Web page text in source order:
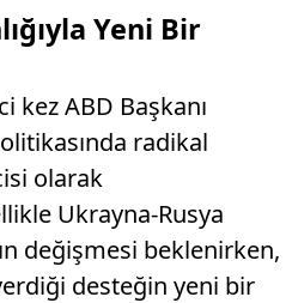
Yeni Bir
kez ABD Başkanı
radikal
olarak
Ukrayna-Rusya
değişmesi beklenirken,
desteğin yeni bir